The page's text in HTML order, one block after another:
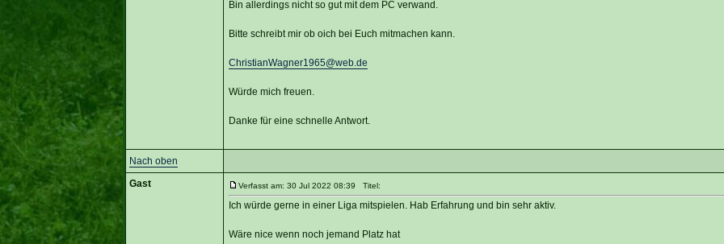
Bin allerdings nicht so gut mit dem PC verwand.
Bitte schreibt mir ob oich bei Euch mitmachen kann.
ChristianWagner1965@web.de
Würde mich freuen.
Danke für eine schnelle Antwort.
Nach oben
Gast
Verfasst am: 30 Jul 2022 08:39 Titel:
Ich würde gerne in einer Liga mitspielen. Hab Erfahrung und bin sehr aktiv.
Wäre nice wenn noch jemand Platz hat